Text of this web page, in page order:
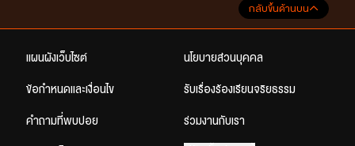
กลับขึ้นด้านบน
แผนผังเว็บไซต์ นโยบายส่วนบุคคล
ข้อกำหนดและเงื่อนไข รับเรื่องร้องเรียนจริยธรรม
คำถามที่พบบ่อย ร่วมงานกับเรา